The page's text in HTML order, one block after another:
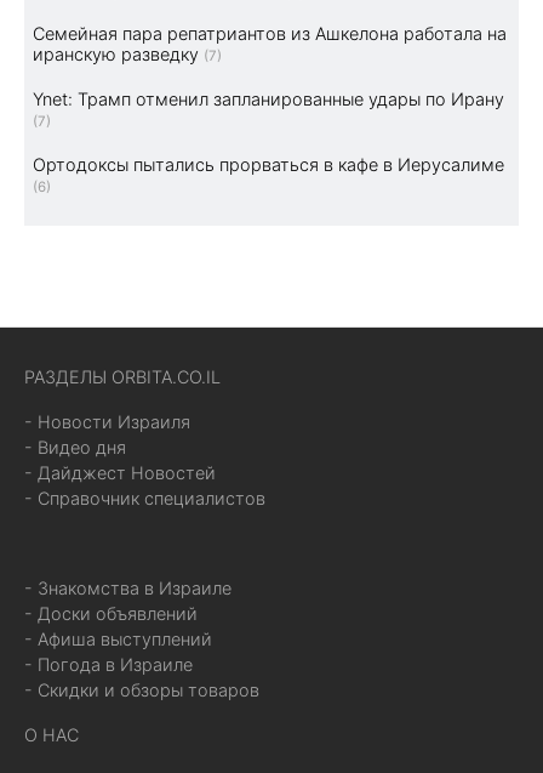
Семейная пара репатриантов из Ашкелона работала на
иранскую разведку (7)
Ynet: Трамп отменил запланированные удары по Ирану
(7)
Ортодоксы пытались прорваться в кафе в Иерусалиме
(6)
РАЗДЕЛЫ ORBITA.CO.IL
- Новости Израиля
- Видео дня
- Дайджест Новостей
- Справочник специалистов
- Знакомства в Израиле
- Доски объявлений
- Афиша выступлений
- Погода в Израиле
- Скидки и обзоры товаров
О НАС